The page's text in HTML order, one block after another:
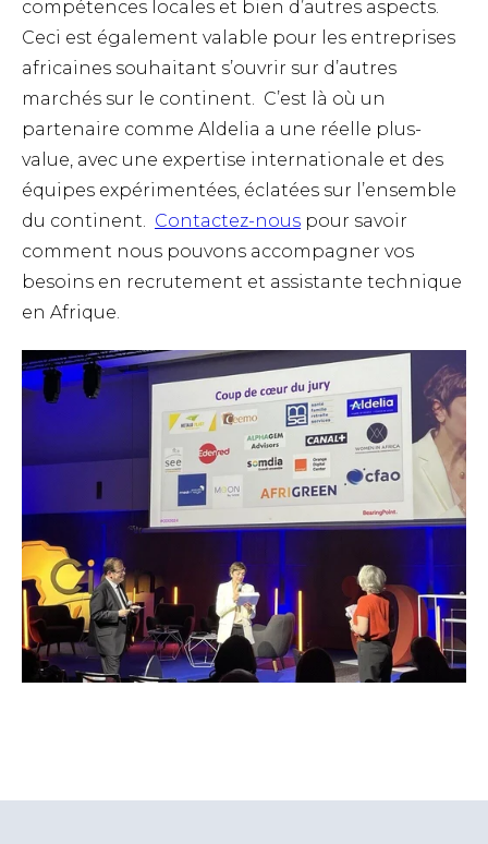
compétences locales et bien d’autres aspects.
Ceci est également valable pour les entreprises
africaines souhaitant s’ouvrir sur d’autres
marchés sur le continent.
C’est là où un
partenaire comme Aldelia a une réelle plus-
value, avec une expertise internationale et des
équipes expérimentées, éclatées sur l’ensemble
du continent.
Contactez-nous pour savoir
comment nous pouvons accompagner vos
besoins en recrutement et assistante technique
en Afrique.